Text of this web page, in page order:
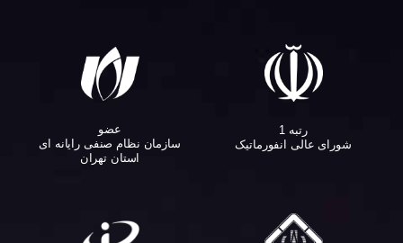
رتبه 1
شورای عالی انفورماتیک
عضو
سازمان نظام صنفی رایانه ای
استان تهران